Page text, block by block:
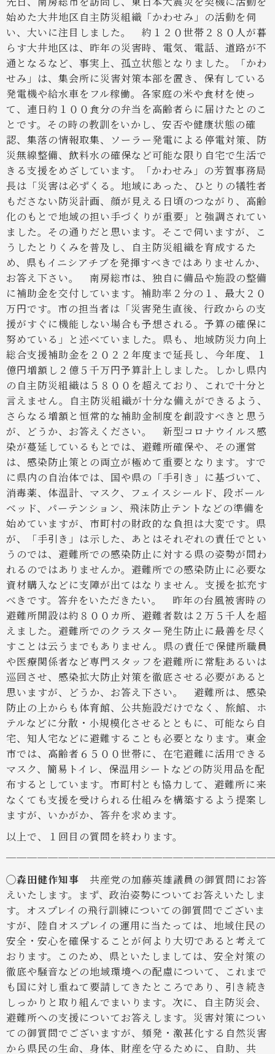
始めた大井地区自主防災組織「かわせみ」の活動を伺
い、大いに注目しました。
約１２０世帯２８０人が暮
らす大井地区は、昨年の災害時、電気、電話、道路が不
通となるなど、事実上、孤立状態となりました。「かわ
せみ」は、集会所に災害対策本部を置き、保有している
発電機や給水車をフル稼働。各家庭の米や食材を使っ
て、連日約１００食分の弁当を高齢者らに届けたとのこ
とです。その時の教訓をいかし、安否や健康状態の確
認、集落の情報取集、ソーラー発電による停電対策、防
災無線整備、飲料水の確保など可能な限り自宅で生活で
きる支援をめざしています。「かわせみ」の芳賀事務局
長は「災害は必ずくる。地域にあった、ひとりの犠牲者
もださない防災計画、顔が見える日頃のつながり、高齢
化のもとで地域の担い手づくりが重要」と強調されてい
ました。その通りだと思います。そこで伺いますが、こ
うしたとりくみを普及し、自主防災組織を育成するた
め、県もイニシアチブを発揮すべきではありませんか、
お答え下さい。
南房総市は、独自に備品や施設の整備
に補助金を交付しています。補助率２分の１、最大２０
万円です。市の担当者は「災害発生直後、行政からの支
援がすぐに機能しない場合も予想される。予算の確保に
努めている」と述べていました。県も、地域防災力向上
総合支援補助金を２０２２年度まで延長し、今年度、１
億円増額し２億５千万円予算計上しました。しかし県内
の自主防災組織は５８００を超えており、これで十分と
言えません。自主防災組織が十分な備えができるよう、
さらなる増額と恒常的な補助金制度を創設すべきと思う
が、どうか、お答えください。
新型コロナウイルス感
染が蔓延しているもとでは、避難所確保や、その運営
は、感染防止策との両立が極めて重要となります。すで
に県内の自治体では、国や県の「手引き」に基づいて、
消毒薬、体温計、マスク、フェイスシールド、段ボール
ベッド、パーテンション、飛沫防止テントなどの準備を
始めていますが、市町村の財政的な負担は大変です。県
が、「手引き」は示した、あとはそれぞれの責任でとい
うのでは、避難所での感染防止に対する県の姿勢が問わ
れるのではありませんか。避難所での感染防止に必要な
資材購入などに支障が出てはなりません。支援を拡充す
べきです。答弁をいただきたい。
昨年の台風被害時の
避難所開設は約８００カ所、避難者数は２万５千人を超
えました。避難所でのクラスター発生防止に最善を尽く
すことは云うまでもありません。県の責任で保健所職員
や医療関係者など専門スタッフを避難所に常駐あるいは
巡回させ、感染拡大防止対策を徹底させる必要があると
思いますが、どうか、お答え下さい。
避難所は、感染
防止の上からも体育館、公共施設だけでなく、旅館、ホ
テルなどに分散・小規模化させるとともに、可能なら自
宅、知人宅などに避難することも必要となります。東金
市では、高齢者６５００世帯に、在宅避難に活用できる
マスク、簡易トイレ、保温用シートなどの防災用品を配
布するとしています。市町村とも協力して、避難所に来
なくても支援を受けられる仕組みを構築するよう提案し
ますが、いかがか、答弁を求めます。
以上で、１回目の質問を終わります。
◯森田健作知事 共産党の加藤英雄議員の御質問にお答
えいたします。まず、政治姿勢についてお答えいたしま
す。オスプレイの飛行訓練についての御質問でございま
すが、陸自オスプレイの運用に当たっては、地域住民の
安全・安心を確保することが何より大切であると考えて
おります。このため、県といたしましては、安全対策の
徹底や騒音などの地域環境への配慮について、これまで
も国に対し重ねて要請してきたところであり、引き続き
しっかりと取り組んでまいります。次に、自主防災会、
避難所への支援についてお答えします。災害対策につい
ての御質問でございますが、頻発・激甚化する自然災害
から県民の生命、身体、財産を守るために、自助、共